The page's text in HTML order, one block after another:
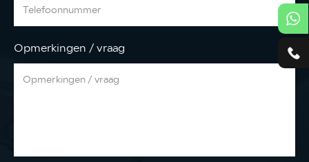
Opmerkingen / vraag